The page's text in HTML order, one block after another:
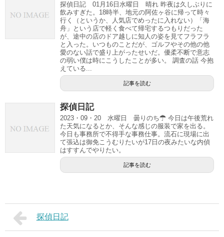
探偵日記 01月16日水曜日 晴れ 昨夜は久しぶりに
飲みすぎた。18時半、地元の阿佐ヶ谷に帰って時々
行く（というか、人気店でめったに入れない）「海
舟」という店で軽く食べて帰宅するつもりだった
が、途中の店のドア越しに知人の姿を見てフラフラ
と入った。いつものことだが、ゴルフやその他の他
愛のない話で盛り上がったせいだ。優柔不断で意志
の弱い僕は時にこうしたことが多い。 調査の話 今抱
えている...
記事を読む
探偵日記
2023・09・20 水曜日 曇りのち☂ 今日は午後荒れ
た天気になるとか、そんな感じの服装で家を出る。
今日も事務所で不得手な事務仕事。流石に現場に出
て張込は御免こうむりたいが17日の夜みたいな内偵
はすすんでやりたい。
記事を読む
探偵日記